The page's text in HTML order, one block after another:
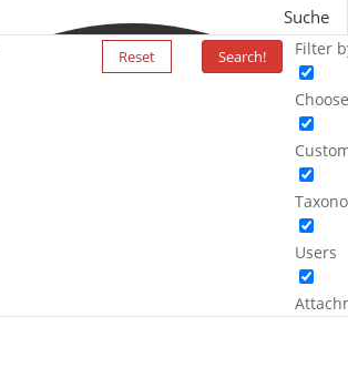
Suche
Reset Search! Filter
Users